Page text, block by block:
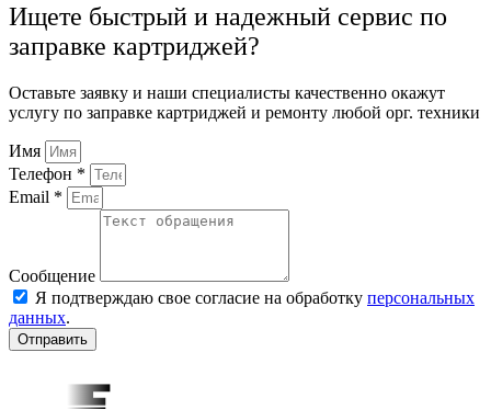
Ищете быстрый и надежный сервис по
заправке картриджей?
Оставьте заявку и наши специалисты качественно окажут
услугу по заправке картриджей и ремонту любой орг. техники
Имя
Телефон *
Email *
Сообщение
Я подтверждаю свое согласие на обработку персональных
данных.
Отправить